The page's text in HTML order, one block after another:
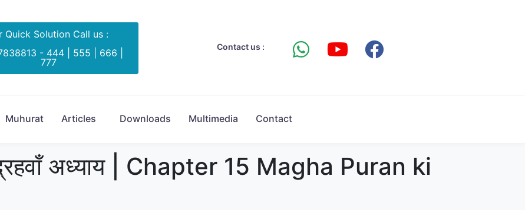
Quick Solution Call us :
- 444 | 555 | 666 |
777
Contact us :
Muhurat Articles Downloads Multimedia Contact
अध्याय | Chapter 15 Magha Puran ki